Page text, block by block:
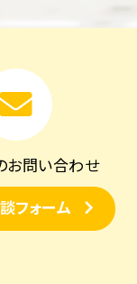
お問い合わせ
フォーム